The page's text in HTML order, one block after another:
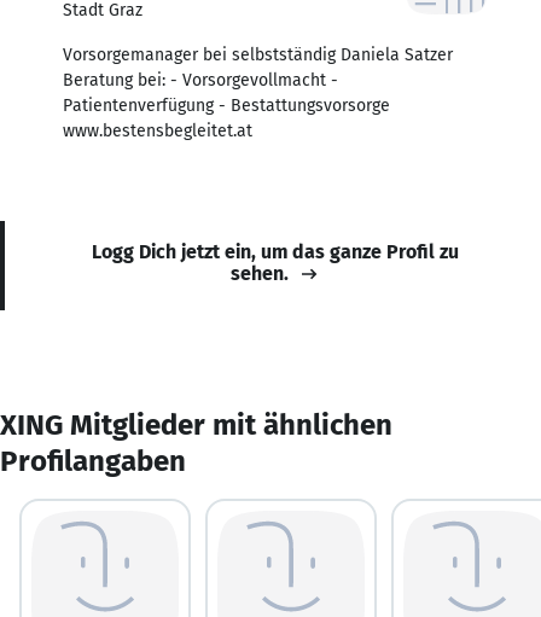
Stadt Graz
Vorsorgemanager bei selbstständig Daniela Satzer
Beratung bei: - Vorsorgevollmacht -
Patientenverfügung - Bestattungsvorsorge
www.bestensbegleitet.at
Logg Dich jetzt ein, um das ganze Profil zu
sehen.
XING Mitglieder mit ähnlichen
Profilangaben